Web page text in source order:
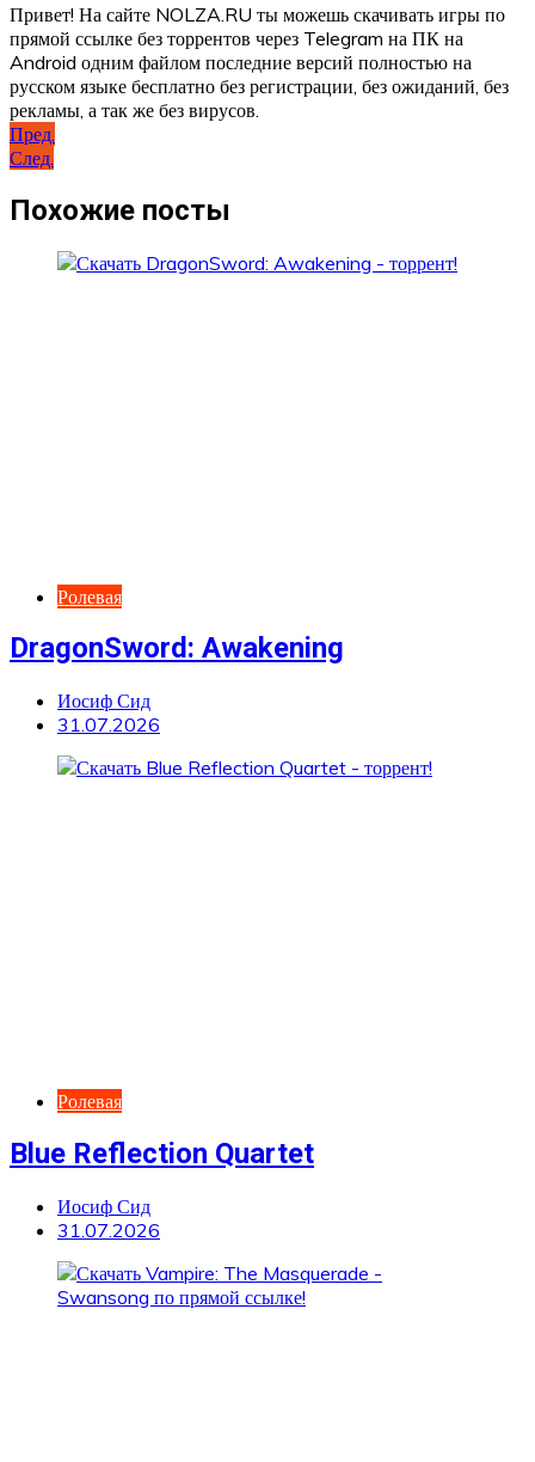
Привет! На сайте NOLZA.RU ты можешь скачивать игры по
прямой ссылке без торрентов через Telegram на ПК на
Android одним файлом последние версий полностью на
русском языке бесплатно без регистрации, без ожиданий, без
рекламы, а так же без вирусов.
Навигация
по
записям
Пред.
След.
Похожие посты
Ролевая
DragonSword: Awakening
Иосиф Сид
31.07.2026
Ролевая
Blue Reflection Quartet
Иосиф Сид
31.07.2026